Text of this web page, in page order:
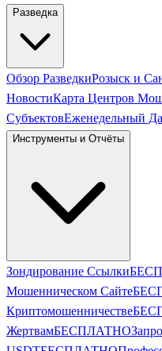
Разведка
Обзор РазведкиРозыск и
НовостиКарта Центров
СубъектовЕженедельный
Инструменты и Отчёты
Зондирование Ссылки
Мошенническом Сайте
Криптомошенничестве
ЖертвамБЕСПЛАТНО